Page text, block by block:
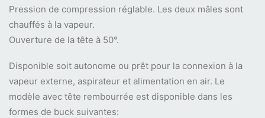
Pression de compression réglable. Les deux mâles sont
chauffés à la vapeur.
Ouverture de la tête à 50°.
Disponible soit autonome ou prêt pour la connexion à la
vapeur externe, aspirateur et alimentation en air. Le
modèle avec tête rembourrée est disponible dans les
formes de buck suivantes: